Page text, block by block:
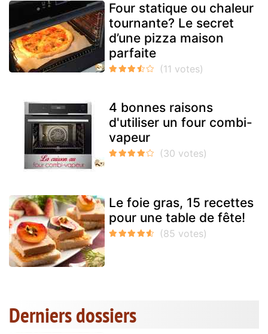
Four statique ou chaleur
tournante? Le secret
d’une pizza maison
parfaite
4 bonnes raisons
d'utiliser un four combi-
vapeur
Le foie gras, 15 recettes
pour une table de fête!
Derniers dossiers